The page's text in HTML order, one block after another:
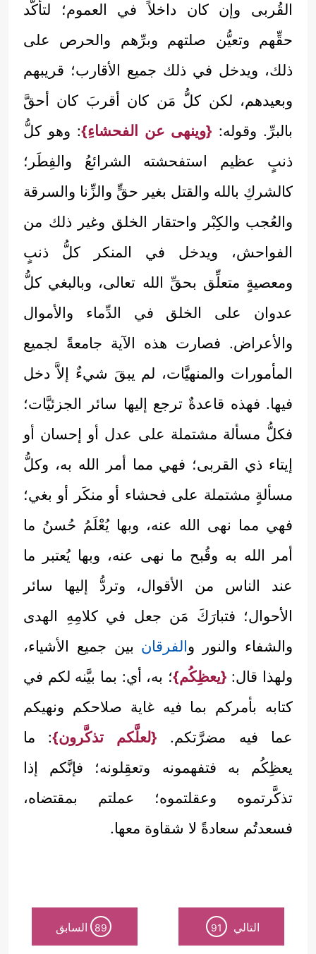
القُربى وإن كان داخلاً في العموم؛ لتأكُّد
حقِّهم وتعيُّن صلتهم وبرِّهم والحرص على
ذلك، ويدخل في ذلك جميع الأقارب؛ قريبهم
وبعيدهم، لكن كلُّ مَن كان أقربَ كان أحقَّ
بالبرِّ. وقوله: {وينهى عن الفحشاءِ}: وهو كلُّ
ذنبٍ عظيم استفحشته الشرائعُ والفِطَر؛
كالشركِ بالله والقتل بغير حقٍّ والزِّنا والسرقة
والعُجب والكِبْر واحتقار الخلق وغير ذلك من
الفواحش، ويدخل في المنكر كلُّ ذنبٍ
ومعصيةٍ متعلِّق بحقِّ الله تعالى، وبالبغي كلُّ
عدوان على الخلق في الدِّماء والأموال
والأعراض. فصارت هذه الآية جامعةً لجميع
المأمورات والمنهيَّات، لم يبقَ شيءٌ إلاَّ دخل
فيها. فهذه قاعدةٌ ترجع إليها سائر الجزئيَّات؛
فكلُّ مسألة مشتملة على عدل أو إحسان أو
إيتاء ذي القربى؛ فهي مما أمر الله به، وكلُّ
مسألةٍ مشتملة على فحشاء أو منكَر أو بغي؛
فهي مما نهى الله عنه، وبها يُعْلَمُ حُسنُ ما
أمر الله به وقُبح ما نهى عنه، وبها يُعتبر ما
عند الناس من الأقوال، وتردُّ إليها سائر
الأحوال؛ فتبارَكَ مَن جعل في كلامِهِ الهدى
والشفاء والنور والفرقان بين جميع الأشياء،
ولهذا قال: {يعظِكُم}؛ به، أي: بما بيَّنه لكم في
كتابه بأمركم بما فيه غاية صلاحكم ونهيكم
عما فيه مضرَّتكم. {لعلَّكم تذكَّرون}: ما
يعظِكُم به فتفهمونه وتعقِلونه؛ فإنَّكم إذا
تذكَّرتموه وعقلتموه؛ عملتم بمقتضاه،
فسعدتُم سعادةً لا شقاوة معها.
التالي 91
89 السابق